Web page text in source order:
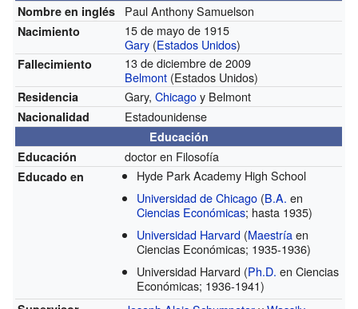
Nombre en inglés
Paul Anthony Samuelson
Nacimiento
15 de mayo de 1915
Gary (Estados Unidos)
Fallecimiento
13 de diciembre de 2009
Belmont (Estados Unidos)
Residencia Gary,Chicagoy Belmont
Nacionalidad Estadounidense
Educación
Educación
doctor en Filosofía
Educado en
Hyde Park Academy High School
Universidad de Chicago (B.A. en
Ciencias Económicas; hasta 1935)
Universidad Harvard (Maestríaen
Ciencias Económicas; 1935-1936)
Universidad Harvard (Ph.D. en Ciencias
Económicas; 1936-1941)